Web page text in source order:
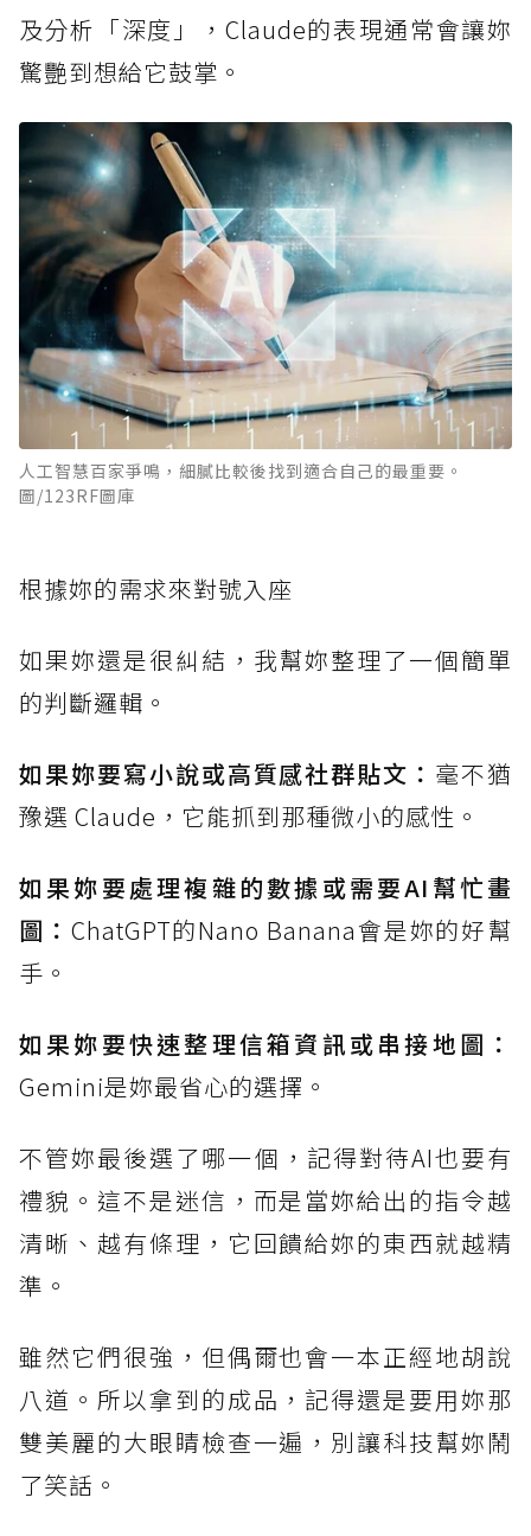
及分析「深度」，Claude的表現通常會讓妳
驚艷到想給它鼓掌。
人工智慧百家爭鳴，細膩比較後找到適合自己的最重要。
圖/123RF圖庫
根據妳的需求來對號入座
如果妳還是很糾結，我幫妳整理了一個簡單
的判斷邏輯。
如果妳要寫小說或高質感社群貼文： 毫不猶
豫選 Claude，它能抓到那種微小的感性。
如果妳要處理複雜的數據或需要AI幫忙畫
圖： ChatGPT的Nano Banana會是妳的好幫
手。
如果妳要快速整理信箱資訊或串接地圖：
Gemini是妳最省心的選擇。
不管妳最後選了哪一個，記得對待AI也要有
禮貌。這不是迷信，而是當妳給出的指令越
清晰、越有條理，它回饋給妳的東西就越精
準。
雖然它們很強，但偶爾也會一本正經地胡說
八道。所以拿到的成品，記得還是要用妳那
雙美麗的大眼睛檢查一遍，別讓科技幫妳鬧
了笑話。